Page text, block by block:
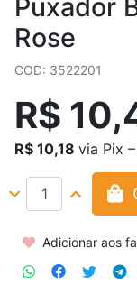
Puxador
Rose
COD: 3522201
R$
R$ 10,18 via Pix
Adicionar aos